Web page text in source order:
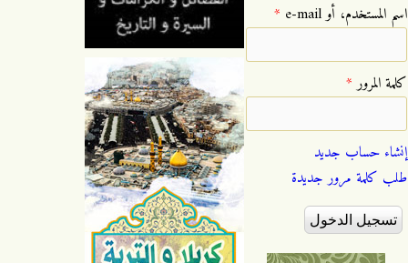
‏اسم المستخدم، أو e-mail ‏ *
‏كلمة المرور ‏*
إنشاء حساب جديد
طلب كلمة مرور جديدة